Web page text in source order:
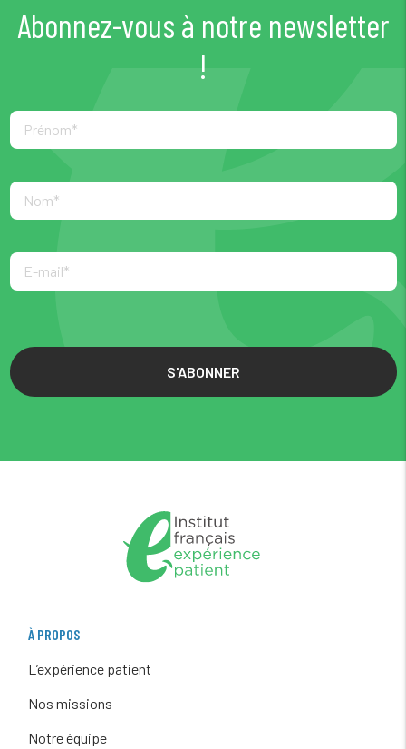
Abonnez-vous à notre newsletter
!
S'ABONNER
À PROPOS
L’expérience patient
Nos missions
Notre équipe